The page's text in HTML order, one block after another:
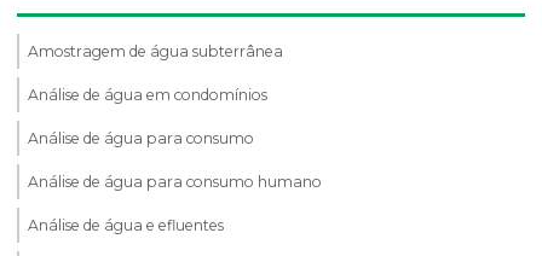
Amostragem de água subterrânea
Análise de água em condomínios
Análise de água para consumo
Análise de água para consumo humano
Análise de água e efluentes